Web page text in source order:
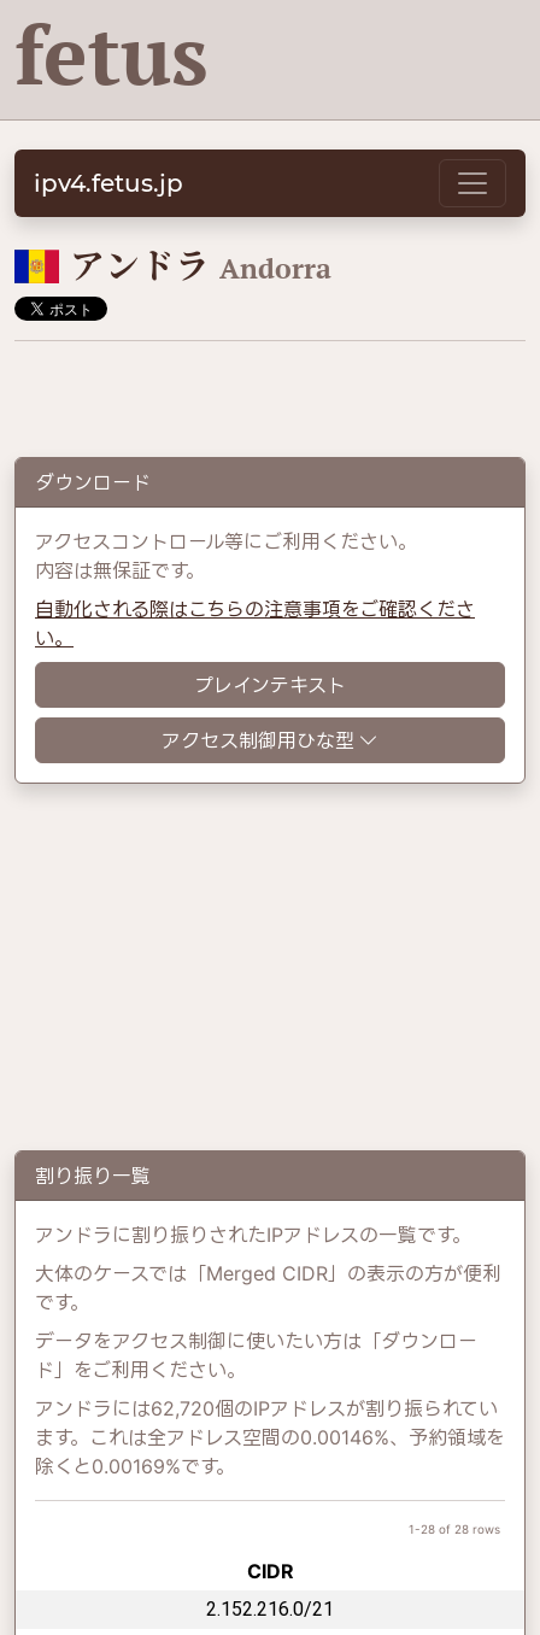
fetus
ipv4.fetus.jp
🇦🇩 アンドラ Andorra
ダウンロード
アクセスコントロール等にご利用ください。
内容は無保証です。
自動化される際はこちらの注意事項をご確認くださ
い。
プレインテキスト
アクセス制御用ひな型
割り振り一覧
アンドラに割り振りされたIPアドレスの一覧です。
大体のケースでは「Merged CIDR」の表示の方が便利
です。
データをアクセス制御に使いたい方は「ダウンロー
ド」をご利用ください。
アンドラには62,720個のIPアドレスが割り振られてい
ます。これは全アドレス空間の0.00146%、予約領域を
除くと0.00169%です。
1-28 of 28 rows
CIDR
2.152.216.0/21